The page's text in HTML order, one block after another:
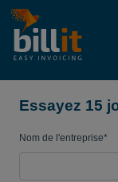
Essayez 15
Nom de l'entreprise*